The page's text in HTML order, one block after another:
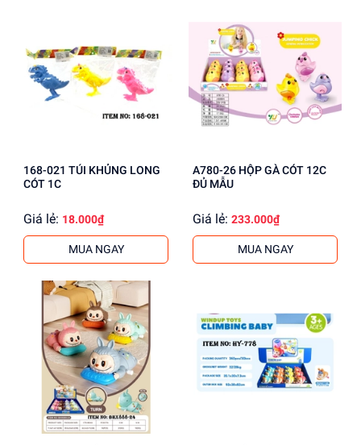
168-021 TÚI KHỦNG LONG
CÓT 1C
Giá lẻ: 18.000₫
MUA NGAY
A780-26 HỘP GÀ CÓT 12C
ĐỦ MẪU
Giá lẻ: 233.000₫
MUA NGAY